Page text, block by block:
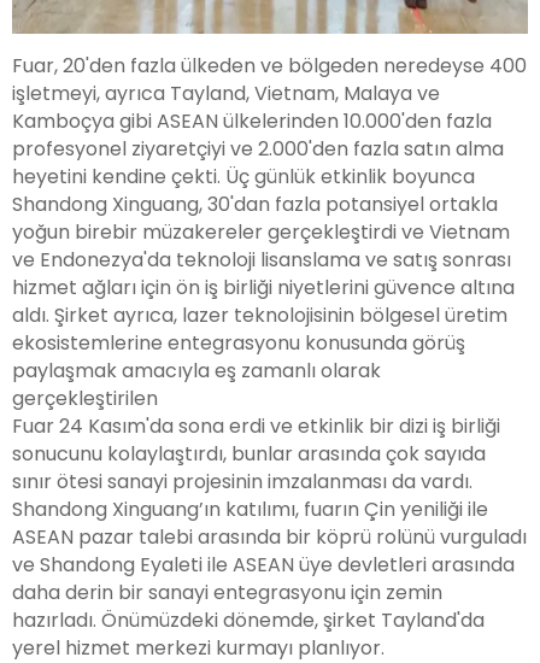
Fuar, 20'den fazla ülkeden ve bölgeden neredeyse 400
işletmeyi, ayrıca Tayland, Vietnam, Malaya ve
Kamboçya gibi ASEAN ülkelerinden 10.000'den fazla
profesyonel ziyaretçiyi ve 2.000'den fazla satın alma
heyetini kendine çekti. Üç günlük etkinlik boyunca
Shandong Xinguang, 30'dan fazla potansiyel ortakla
yoğun birebir müzakereler gerçekleştirdi ve Vietnam
ve Endonezya'da teknoloji lisanslama ve satış sonrası
hizmet ağları için ön iş birliği niyetlerini güvence altına
aldı. Şirket ayrıca, lazer teknolojisinin bölgesel üretim
ekosistemlerine entegrasyonu konusunda görüş
paylaşmak amacıyla eş zamanlı olarak
gerçekleştirilen
Fuar 24 Kasım'da sona erdi ve etkinlik bir dizi iş birliği
sonucunu kolaylaştırdı, bunlar arasında çok sayıda
sınır ötesi sanayi projesinin imzalanması da vardı.
Shandong Xinguang’ın katılımı, fuarın Çin yeniliği ile
ASEAN pazar talebi arasında bir köprü rolünü vurguladı
ve Shandong Eyaleti ile ASEAN üye devletleri arasında
daha derin bir sanayi entegrasyonu için zemin
hazırladı. Önümüzdeki dönemde, şirket Tayland'da
yerel hizmet merkezi kurmayı planlıyor.